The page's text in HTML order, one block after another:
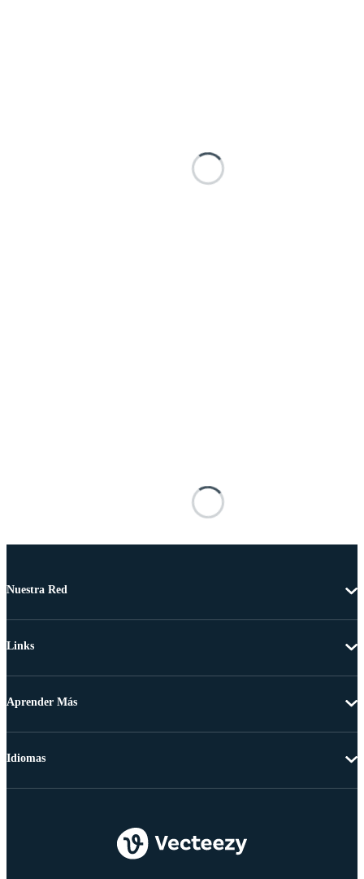
Nuestra Red
Links
Aprender Más
Idiomas